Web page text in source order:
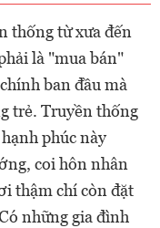
thống từ xưa đến
là "mua bán"
ban đầu mà
trẻ. Truyền thống
phúc này
coi hôn nhân
thậm chí còn đặt
những gia đình